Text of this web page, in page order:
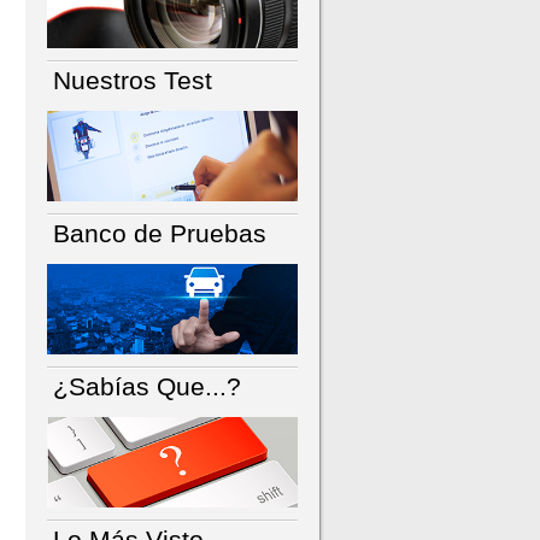
Nuestros Test
Banco de Pruebas
¿Sabías Que...?